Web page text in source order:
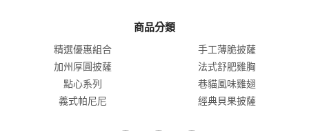
商品分類
精選優惠組合
手工薄脆披薩
加州厚圓披薩
法式舒肥雞胸
點心系列
巷貓風味雞翅
義式帕尼尼
經典貝果披薩